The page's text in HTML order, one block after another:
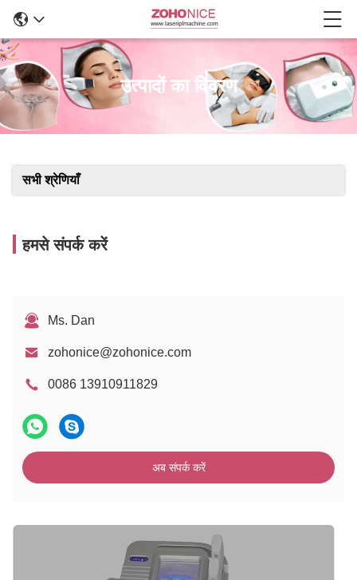
उत्पादों का विवरण
सभी श्रेणियाँ
हमसे संपर्क करें
Ms. Dan
zohonice@zohonice.com
0086 13910911829
अब संपर्क करें